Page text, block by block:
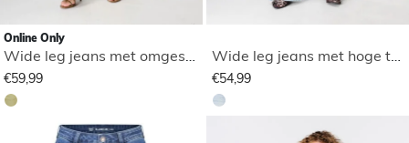
Online Only
Wide leg jeans met omgeslagen pijpen
€59,99
Wide leg jeans met hoge taille
€54,99